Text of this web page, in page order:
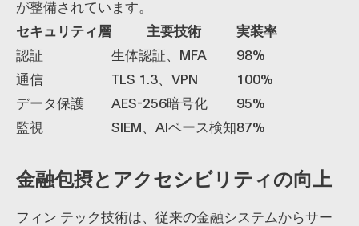
が整備されています。
セキュリティ層
主要技術
実装率
認証
生体認証、MFA
98%
通信
TLS 1.3、VPN
100%
データ保護
AES-256暗号化
95%
監視
SIEM、AIベース検知87%
金融包摂とアクセシビリティの向上
フィン テック技術は、従来の金融システムからサー